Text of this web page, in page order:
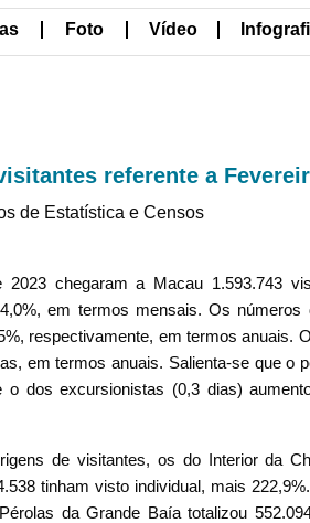
Foto Vídeo
referente a
de Estatística e Censos
2023 chegaram a Macau 1.593.743
em termos mensais. Os
respectivamente, em termos anuais.
em termos anuais. Salienta-se que o
o dos excursionistas (0,3 dias)
de visitantes, os do Interior da
tinham visto individual, mais
da Grande Baía totalizou